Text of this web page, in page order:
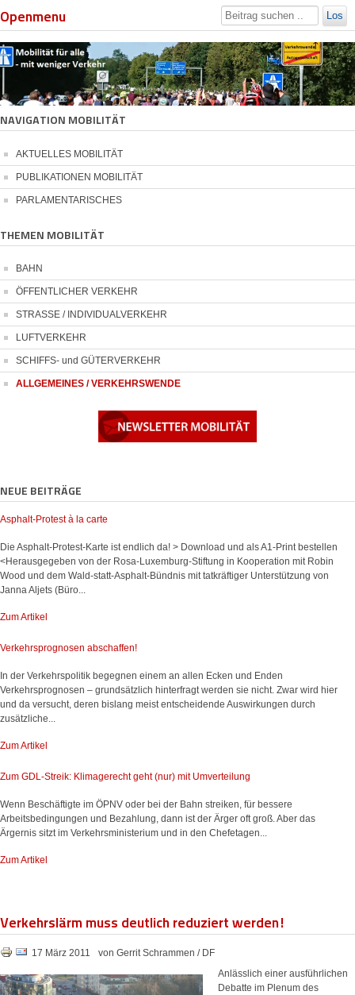
Openmenu Los
NAVIGATION MOBILITÄT
AKTUELLES MOBILITÄT
PUBLIKATIONEN MOBILITÄT
PARLAMENTARISCHES
THEMEN MOBILITÄT
BAHN
ÖFFENTLICHER VERKEHR
STRASSE / INDIVIDUALVERKEHR
LUFTVERKEHR
SCHIFFS- und GÜTERVERKEHR
ALLGEMEINES / VERKEHRSWENDE
NEUE BEITRÄGE
Asphalt-Protest à la carte
Die Asphalt-Protest-Karte ist endlich da! > Download und als A1-Print bestellen
<Herausgegeben von der Rosa-Luxemburg-Stiftung in Kooperation mit Robin
Wood und dem Wald-statt-Asphalt-Bündnis mit tatkräftiger Unterstützung von
Janna Aljets (Büro...
Zum Artikel
Verkehrsprognosen abschaffen!
In der Verkehrspolitik begegnen einem an allen Ecken und Enden
Verkehrsprognosen – grundsätzlich hinterfragt werden sie nicht. Zwar wird hier
und da versucht, deren bislang meist entscheidende Auswirkungen durch
zusätzliche...
Zum Artikel
Zum GDL-Streik: Klimagerecht geht (nur) mit Umverteilung
Wenn Beschäftigte im ÖPNV oder bei der Bahn streiken, für bessere
Arbeitsbedingungen und Bezahlung, dann ist der Ärger oft groß. Aber das
Ärgernis sitzt im Verkehrsministerium und in den Chefetagen...
Zum Artikel
Verkehrslärm muss deutlich reduziert werden!
17 März 2011 von Gerrit Schrammen / DF
Anlässlich einer ausführlichen
Debatte im Plenum des